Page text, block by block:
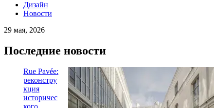
Дизайн
Новости
29 мая, 2026
Последние новости
Rue Pavée:
реконстру
кция
историчес